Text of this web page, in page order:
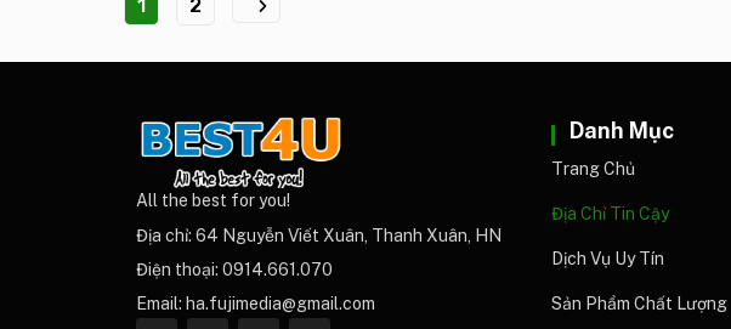
1 2
All the best for you!
Địa chỉ: 64 Nguyễn Viết Xuân, Thanh Xuân, HN
Điện thoại: 0914.661.070
Email: ha.fujimedia@gmail.com
Danh Mục
Trang Chủ
Địa Chỉ Tin Cậy
Dịch Vụ Uy Tín
Sản Phẩm Chất Lượng